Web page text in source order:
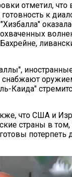
отметил, что
к
охваченных
снабжают
Каида"
что США и
страны в том,
потерпеть